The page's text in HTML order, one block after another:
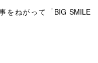
をねがって「BIG SMILE